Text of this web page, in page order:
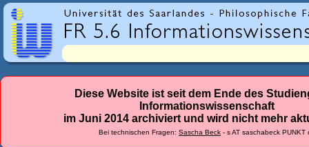
r
l
a
n
Diese Website ist seit dem Ende des
Informationswissenschaft
im Juni 2014 archiviert und wird nicht mehr
Bei technischen Fragen: Sascha Beck - s AT saschabeck PUNKT